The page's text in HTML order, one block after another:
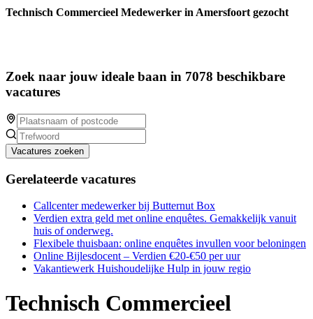
Technisch Commercieel Medewerker in Amersfoort gezocht
Zoek naar jouw ideale baan in 7078 beschikbare
vacatures
Vacatures zoeken
Gerelateerde vacatures
Callcenter medewerker bij Butternut Box
Verdien extra geld met online enquêtes. Gemakkelijk vanuit
huis of onderweg.
Flexibele thuisbaan: online enquêtes invullen voor beloningen
Online Bijlesdocent – Verdien €20-€50 per uur
Vakantiewerk Huishoudelijke Hulp in jouw regio
Technisch Commercieel